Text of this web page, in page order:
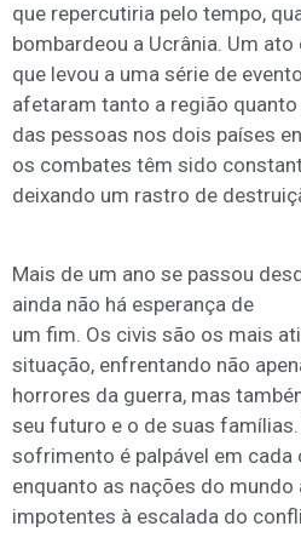
que repercutiria pelo tempo,
bombardeou a Ucrânia. Um ato
que levou a uma série de
afetaram tanto a região quanto
das pessoas nos dois países
os combates têm sido
deixando um rastro de
Mais de um ano se passou
ainda não há esperança de
um fim. Os civis são os mais
situação, enfrentando não
horrores da guerra, mas
seu futuro e o de suas famílias.
sofrimento é palpável em
enquanto as nações do
impotentes à escalada do